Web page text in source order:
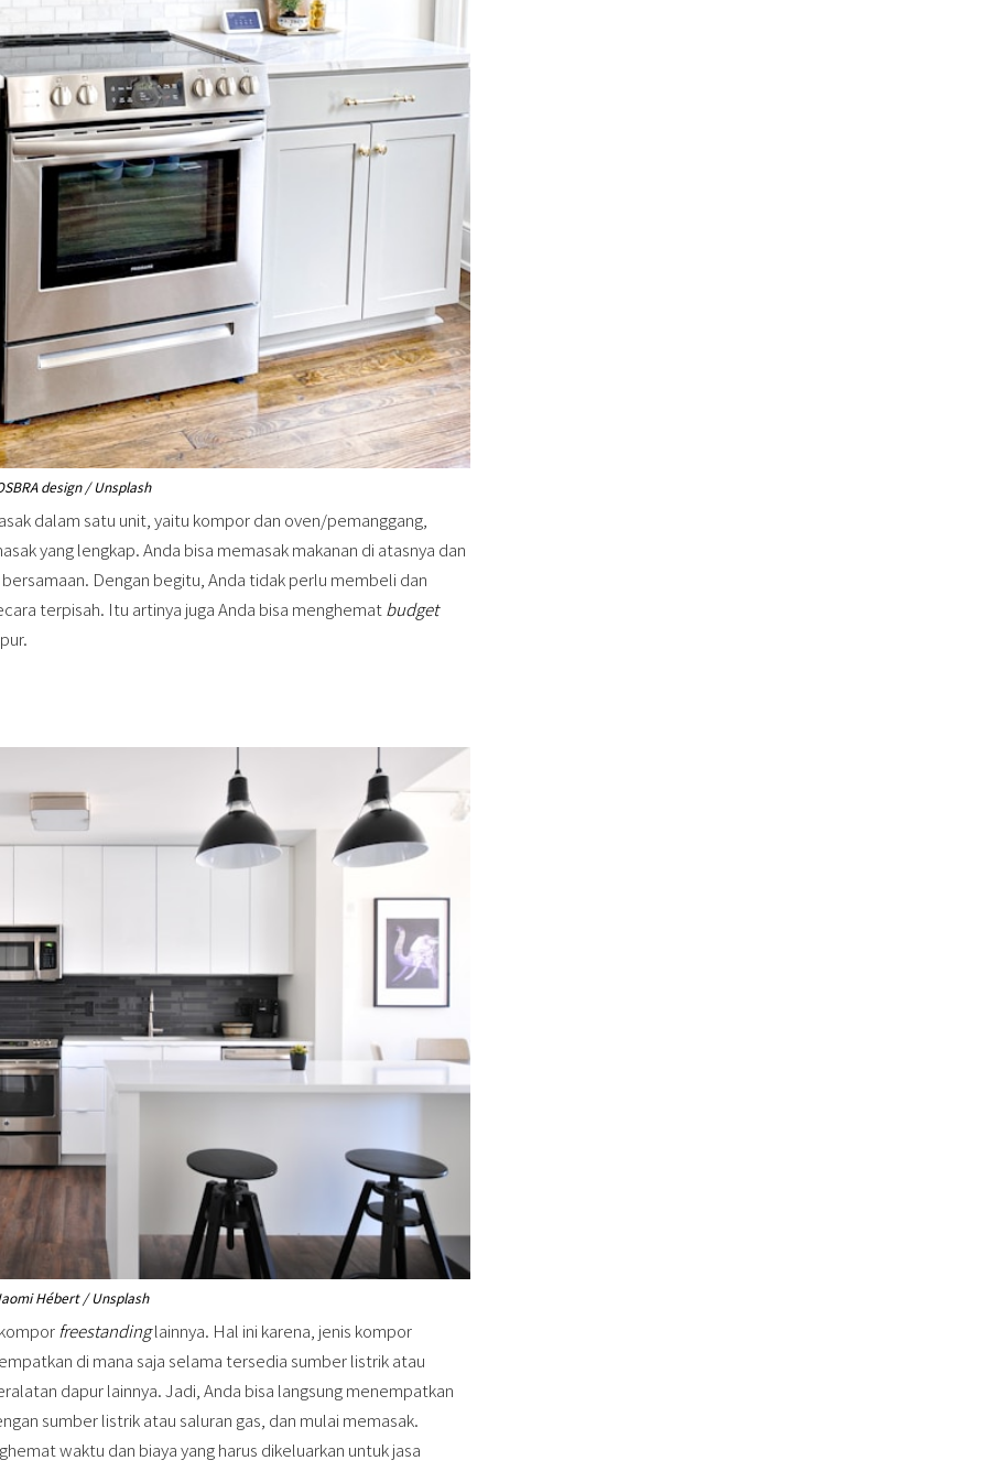
design / Unsplash
dalam satu unit, yaitu kompor dan oven/pemanggang,
yang lengkap. Anda bisa memasak makanan di atasnya dan
Dengan begitu, Anda tidak perlu membeli dan
terpisah. Itu artinya juga Anda bisa menghematbudget
Hébert / Unsplash
freestandinglainnya. Hal ini karena, jenis kompor
di mana saja selama tersedia sumber listrik atau
dapur lainnya. Jadi, Anda bisa langsung menempatkan
sumber listrik atau saluran gas, dan mulai memasak.
waktu dan biaya yang harus dikeluarkan untuk jasa